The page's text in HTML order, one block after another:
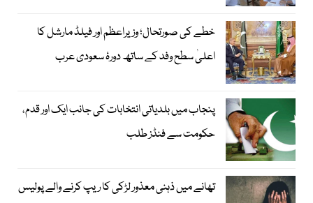
خطے کی صورتحال؛ وزیراعظم اور فیلڈ مارشل کا
اعلیٰ سطح وفد کے ساتھ دورۂ سعودی عرب
پنجاب میں بلدیاتی انتخابات کی جانب ایک اور قدم،
حکومت سے فنڈز طلب
تھانے میں ذہنی معذور لڑکی کا ریپ کرنے والے پولیس